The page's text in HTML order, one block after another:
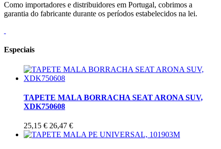
Como importadores e distribuidores em Portugal, cobrimos a
garantia do fabricante durante os períodos estabelecidos na lei.
Especiais
TAPETE MALA BORRACHA SEAT ARONA SUV,
XDK750608
25,15 € 26,47 €